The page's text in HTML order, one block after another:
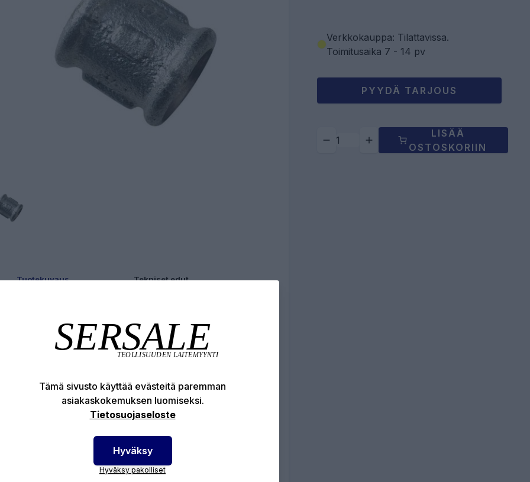
Tuotekuvaus Tekniset edut
kierreosa. EN 10242/A1.
EN ISO 6892-1
EN 10242:1997
ominaisuudet:
400 N/mm2
käyttöpaine: 25 bar(-20°C-120°C)
220N/mm2
7%
max 220HB
Verkkokauppa: Tilattavissa.
Toimitusaika 7 - 14 pv
PYYDÄ TARJOUS
LISÄÄ
OSTOSKORIIN
Tämä sivusto käyttää evästeitä paremman
asiakaskokemuksen luomiseksi.
Tietosuojaseloste
Hyväksy
Hyväksy pakolliset